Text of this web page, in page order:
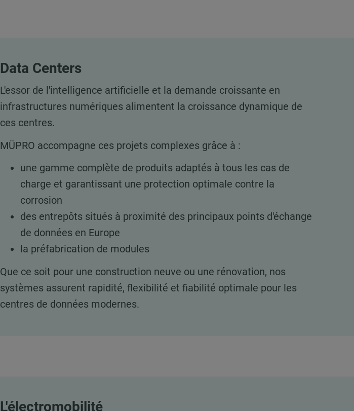
Data Centers
L'essor de l'intelligence artificielle et la demande croissante en
infrastructures numériques alimentent la croissance dynamique de
ces centres.
MÜPRO accompagne ces projets complexes grâce à :
une gamme complète de produits adaptés à tous les cas de
charge et garantissant une protection optimale contre la
corrosion
des entrepôts situés à proximité des principaux points d'échange
de données en Europe
la préfabrication de modules
Que ce soit pour une construction neuve ou une rénovation, nos
systèmes assurent rapidité, flexibilité et fiabilité optimale pour les
centres de données modernes.
L'électromobilité